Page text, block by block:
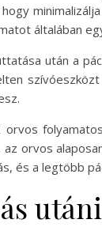
általában
után a
orvos
orvos
és a legtöbb